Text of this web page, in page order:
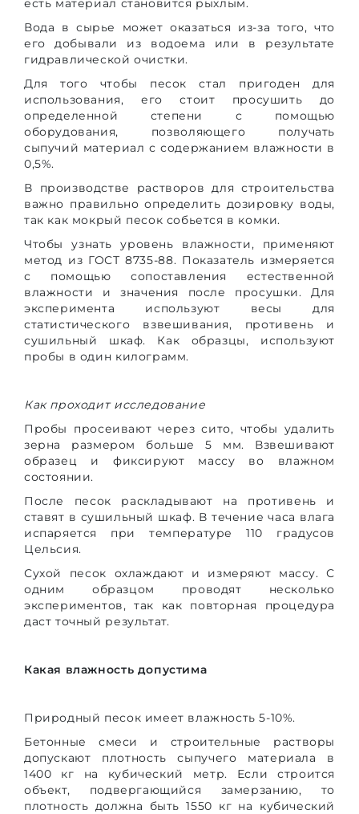
есть материал становится рыхлым.
Вода в сырье может оказаться из-за того, что
его добывали из водоема или в результате
гидравлической очистки.
Для того чтобы песок стал пригоден для
использования, его стоит просушить до
определенной степени с помощью
оборудования, позволяющего получать
сыпучий материал с содержанием влажности в
0,5%.
В производстве растворов для строительства
важно правильно определить дозировку воды,
так как мокрый песок собьется в комки.
Чтобы узнать уровень влажности, применяют
метод из ГОСТ 8735-88. Показатель измеряется
с помощью сопоставления естественной
влажности и значения после просушки. Для
эксперимента используют весы для
статистического взвешивания, противень и
сушильный шкаф. Как образцы, используют
пробы в один килограмм.
Как проходит исследование
Пробы просеивают через сито, чтобы удалить
зерна размером больше 5 мм. Взвешивают
образец и фиксируют массу во влажном
состоянии.
После песок раскладывают на противень и
ставят в сушильный шкаф. В течение часа влага
испаряется при температуре 110 градусов
Цельсия.
Сухой песок охлаждают и измеряют массу. С
одним образцом проводят несколько
экспериментов, так как повторная процедура
даст точный результат.
Какая влажность допустима
Природный песок имеет влажность 5-10%.
Бетонные смеси и строительные растворы
допускают плотность сыпучего материала в
1400 кг на кубический метр. Если строится
объект, подвергающийся замерзанию, то
плотность должна быть 1550 кг на кубический